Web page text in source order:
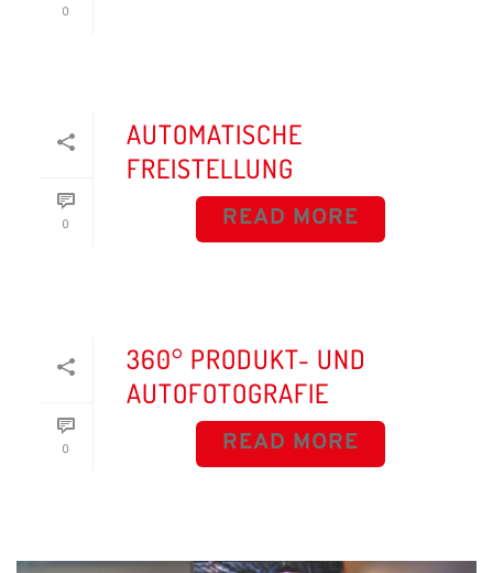
0
0
AUTOMATISCHE
FREISTELLUNG
READ MORE
0
360° PRODUKT- UND
AUTOFOTOGRAFIE
READ MORE